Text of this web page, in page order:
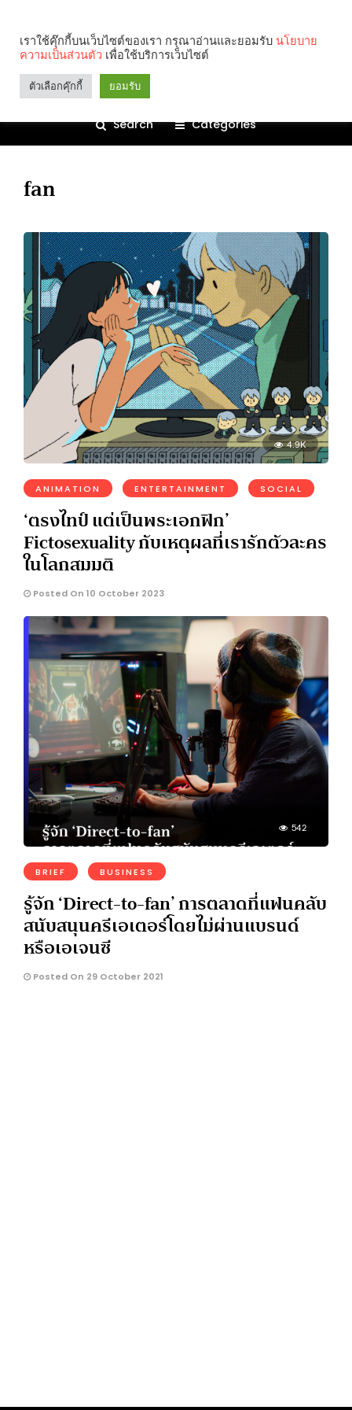
Search Categories
fan
4.9K
ANIMATION ENTERTAINMENT SOCIAL
‘ตรงไทป์ แต่เป็นพระเอกฟิก’
Fictosexuality กับเหตุผลที่เรารักตัวละคร
ในโลกสมมติ
Posted On 10 October 2023
542
BRIEF BUSINESS
รู้จัก ‘Direct-to-fan’ การตลาดที่แฟนคลับ
สนับสนุนครีเอเตอร์โดยไม่ผ่านแบรนด์
หรือเอเจนซี
Posted On 29 October 2021
เราใช้คุ๊กกี้บนเว็บไซต์ของเรา กรุณาอ่านและยอมรับ นโยบาย
ความเป็นส่วนตัว เพื่อใช้บริการเว็บไซต์
ตัวเลือกคุ๊กกี้ ยอมรับ